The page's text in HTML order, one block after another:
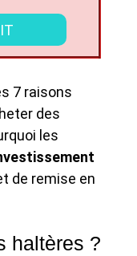
7 raisons
des
les
de remise en
haltères ?